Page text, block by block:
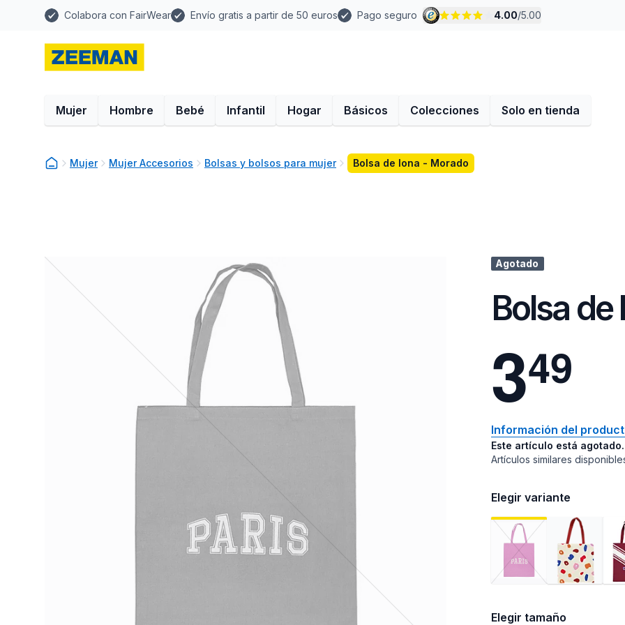
Colabora con FairWear Envío gratis a partir de 50 euros Pago seguro 4.00/5.00
Mujer Hombre Bebé Infantil Hogar Básicos Colecciones Solo en tienda
Mujer Mujer Accesorios Bolsas y bolsos para mujer Bolsa de lona - Morado
Agotado
Bolsa
349
Información del
Este artículo está agotado.
Artículos similares
Elegir variante
Elegir tamaño